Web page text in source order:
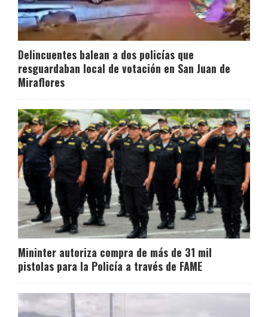
Delincuentes balean a dos policías que
resguardaban local de votación en San Juan de
Miraflores
Mininter autoriza compra de más de 31 mil
pistolas para la Policía a través de FAME